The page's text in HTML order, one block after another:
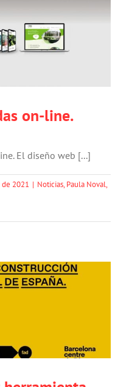
on-line.
El diseño web [...]
2021 | Noticias, Paula Noval,